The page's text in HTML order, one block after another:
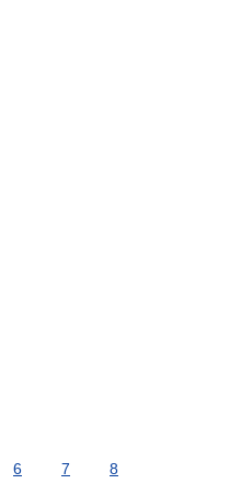
6 7 8